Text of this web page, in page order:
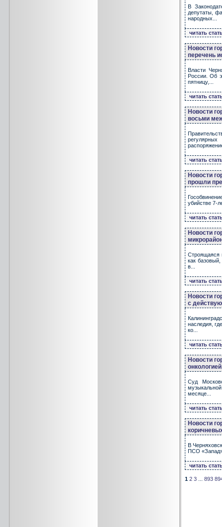
В
депутаты,
народных...
читать
Новости
перечень
Власти
России. Об
пятницу,...
читать
Новости
восьми
читать
Новости
прошли
убийстве 7-
читать
Новости
Строящаяся
как
в...
читать
Новости
с
наследия,
ко...
читать
Новости
Суд
месяце...
читать
Новости
В
ПСО
читать
1 2 3... 893